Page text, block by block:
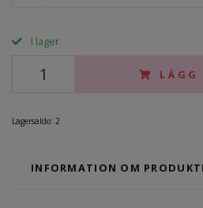
I lager
LÄGG
Lagersaldo: 2
INFORMATION OM